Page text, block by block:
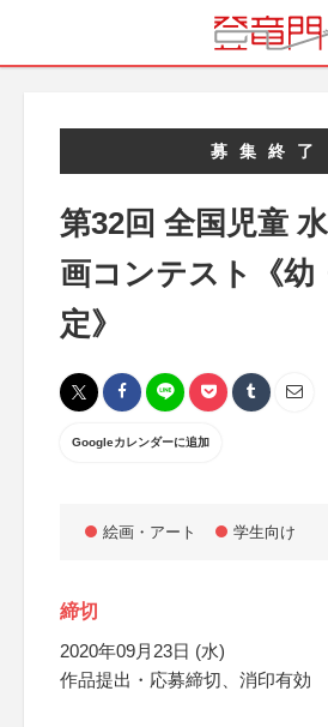
募集終了
第32回 全国児童
画コンテスト《幼
定》
Googleカレンダーに追加
絵画・アート 学生向け
締切
2020年09月23日 (水)
作品提出・応募締切、消印有効